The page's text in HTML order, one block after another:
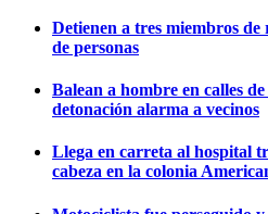
Detienen a tres miembros
de personas
Balean a hombre en calles
detonación alarma a vecinos
Llega en carreta al hospital
cabeza en la colonia